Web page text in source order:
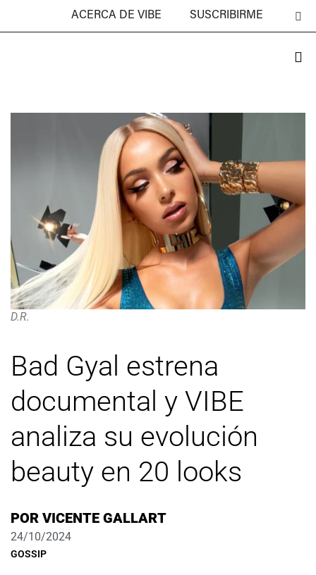
ACERCA DE VIBE SUSCRIBIRME
D.R.
Bad Gyal estrena
documental y VIBE
analiza su evolución
beauty en 20 looks
POR VICENTE GALLART
24/10/2024
GOSSIP